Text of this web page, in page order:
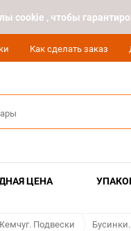
cookie , чтобы
Как сделать заказ
ЦЕНА
Подвески